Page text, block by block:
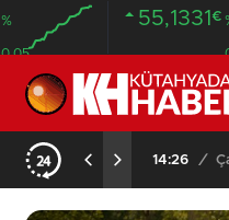
%
0.05
55,1331 €
13:06 /